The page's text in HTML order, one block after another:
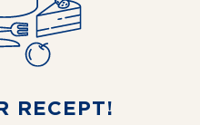
RECEPT!